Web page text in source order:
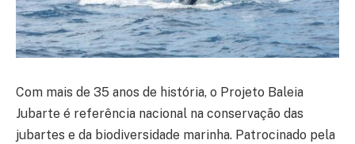
Com mais de 35 anos de história, o Projeto Baleia
Jubarte é referência nacional na conservação das
jubartes e da biodiversidade marinha. Patrocinado pela